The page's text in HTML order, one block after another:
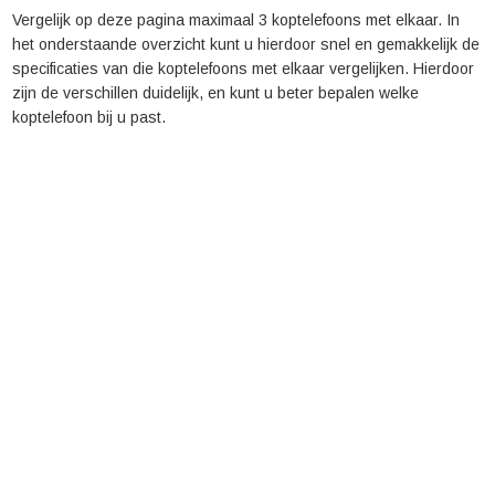
Vergelijk op deze pagina maximaal 3 koptelefoons met elkaar. In
het onderstaande overzicht kunt u hierdoor snel en gemakkelijk de
specificaties van die koptelefoons met elkaar vergelijken. Hierdoor
zijn de verschillen duidelijk, en kunt u beter bepalen welke
koptelefoon bij u past.